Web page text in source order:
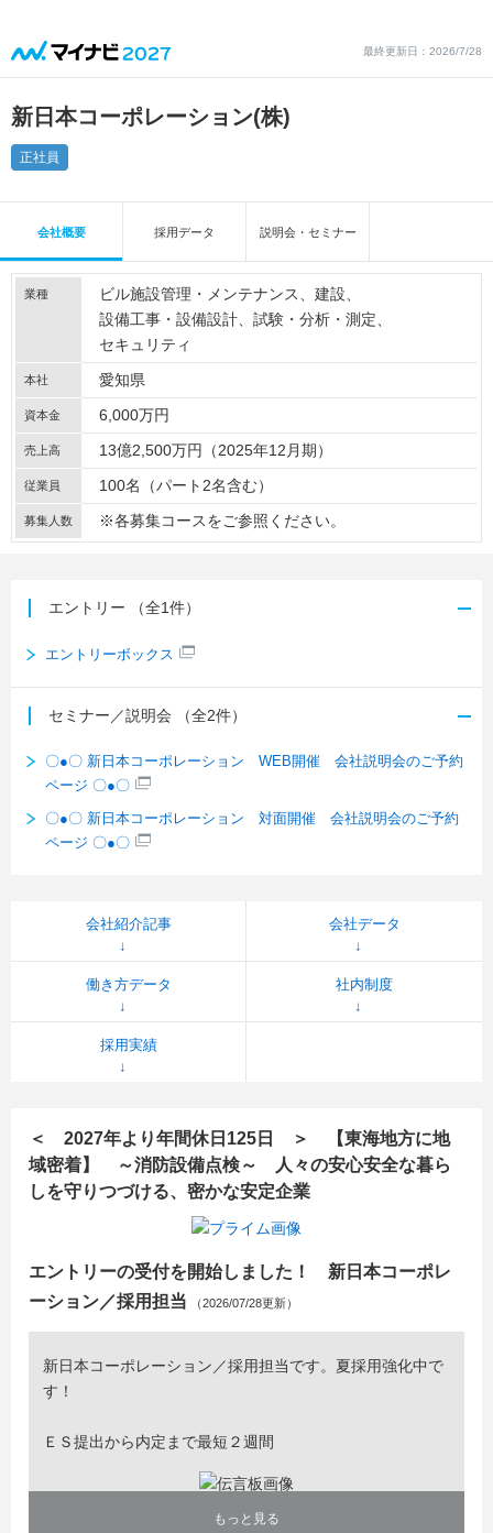
最終更新日：2026/7/28
新日本コーポレーション(株)
正社員
会社概要 採用データ 説明会・セミナー
業種 ビル施設管理・メンテナンス
建設
設備工事・設備設計
試験・分析・測定
セキュリティ
本社 愛知県
資本金 6,000万円
売上高 13億2,500万円（2025年12月期）
従業員 100名（パート2名含む）
募集人数 ※各募集コースをご参照ください。
エントリー （全1件）
エントリーボックス
セミナー／説明会 （全2件）
〇●〇 新日本コーポレーション WEB開催 会社説明会のご予約
ページ 〇●〇
〇●〇 新日本コーポレーション 対面開催 会社説明会のご予約
ページ 〇●〇
会社紹介記事 会社データ
働き方データ 社内制度
採用実績
＜ 2027年より年間休日125日 ＞ 【東海地方に地
域密着】 ～消防設備点検～ 人々の安心安全な暮ら
しを守りつづける、密かな安定企業
エントリーの受付を開始しました！ 新日本コーポレ
ーション／採用担当 （2026/07/28更新）
新日本コーポレーション／採用担当です。夏採用強化中で
す！
ＥＳ提出から内定まで最短２週間
もっと見る